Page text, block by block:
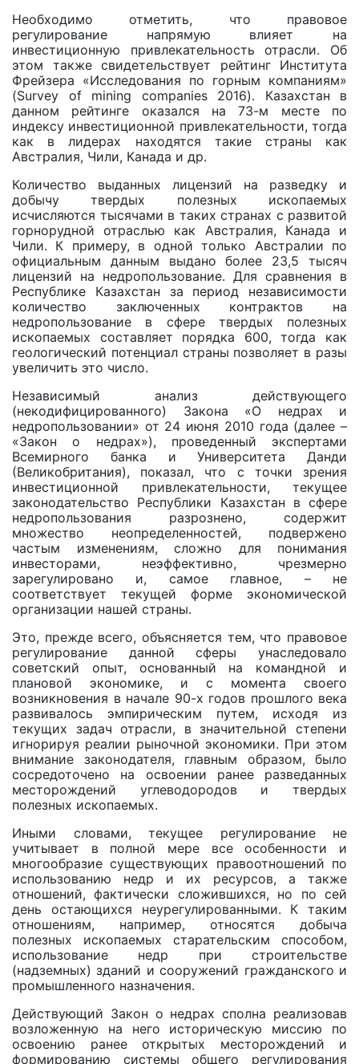
Необходимо отметить, что правовое
регулирование напрямую влияет на
инвестиционную привлекательность отрасли. Об
этом также свидетельствует рейтинг Института
Фрейзера «Исследования по горным компаниям»
(Survey of mining companies 2016). Казахстан в
данном рейтинге оказался на 73-м месте по
индексу инвестиционной привлекательности, тогда
как в лидерах находятся такие страны как
Австралия, Чили, Канада и др.
Количество выданных лицензий на разведку и
добычу твердых полезных ископаемых
исчисляются тысячами в таких странах с развитой
горнорудной отраслью как Австралия, Канада и
Чили. К примеру, в одной только Австралии по
официальным данным выдано более 23,5 тысяч
лицензий на недропользование. Для сравнения в
Республике Казахстан за период независимости
количество заключенных контрактов на
недропользование в сфере твердых полезных
ископаемых составляет порядка 600, тогда как
геологический потенциал страны позволяет в разы
увеличить это число.
Независимый анализ действующего
(некодифицированного) Закона «О недрах и
недропользовании» от 24 июня 2010 года (далее –
«Закон o недрах»), проведенный экспертами
Всемирного банка и Университета Данди
(Великобритания), показал, что с точки зрения
инвестиционной привлекательности, текущее
законодательство Республики Казахстан в сфере
недропользования разрознено, содержит
множество неопределенностей, подвержено
частым изменениям, сложно для понимания
инвесторами, неэффективно, чрезмерно
зарегулировано и, самое главное, – не
соответствует текущей форме экономической
организации нашей страны.
Это, прежде всего, объясняется тем, что правовое
регулирование данной сферы унаследовало
советский опыт, основанный на командной и
плановой экономике, и с момента своего
возникновения в начале 90-х годов прошлого века
развивалось эмпирическим путем, исходя из
текущих задач отрасли, в значительной степени
игнорируя реалии рыночной экономики. При этом
внимание законодателя, главным образом, было
сосредоточено на освоении ранее разведанных
месторождений углеводородов и твердых
полезных ископаемых.
Иными словами, текущее регулирование не
учитывает в полной мере все особенности и
многообразие существующих правоотношений по
использованию недр и их ресурсов, a также
отношений, фактически сложившихся, но по сей
день остающихся неурегулированными. К таким
отношениям, например, относятся добыча
полезных ископаемых старательским способом,
использование недр при строительстве
(надземных) зданий и сооружений гражданского и
промышленного назначения.
Действующий Закон о недрах сполна реализовав
возложенную на него историческую миссию по
освоению ранее открытых месторождений и
формированию системы общего регулирования